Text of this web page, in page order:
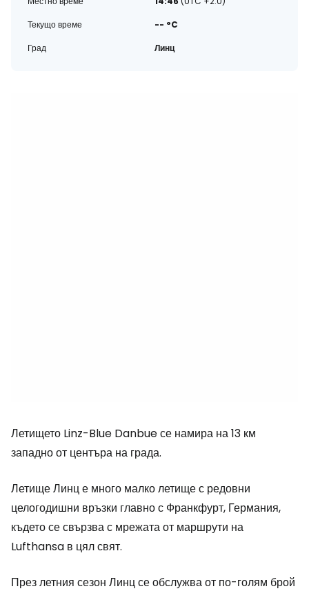
Текущо време
-- °C
Град
Линц
Летището Linz-Blue Danbueсе намира на 13 км
западно от центъра на града.
Летище Линц е много малко летище с редовни
целогодишни връзки главно с Франкфурт, Германия,
където се свързва с мрежата от маршрути на
Lufthansa в цял свят.
През летния сезон Линц се обслужва от по-голям брой